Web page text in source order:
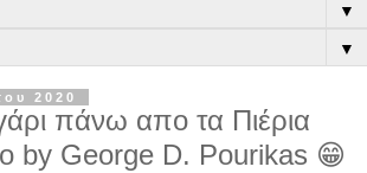
▼
▼
2020
πάνω απο τα Πιέρια
by George D. Pourikas 😁